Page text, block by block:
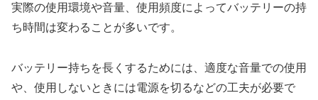
実際の使用環境や音量、使用頻度によってバッテリーの持
ち時間は変わることが多いです。
バッテリー持ちを長くするためには、適度な音量での使用
や、使用しないときには電源を切るなどの工夫が必要で